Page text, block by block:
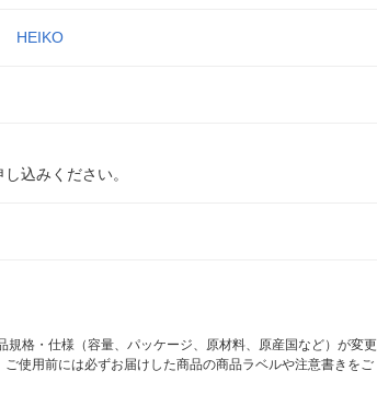
HEIKO
込みください。
格・仕様（容量、パッケージ、原材料、原産国など）が変更
使用前には必ずお届けした商品の商品ラベルや注意書きをご